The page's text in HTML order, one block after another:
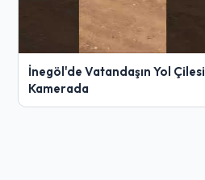
İnegöl'de Vatandaşın Yol Çilesi
Kamerada